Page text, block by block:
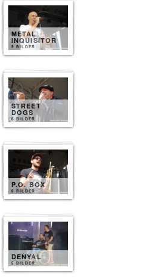
METAL
INQUISITOR
9 BILDER
STREET
DOGS
6 BILDER
P.O. BOX
6 BILDER
DENYAL
5 BILDER